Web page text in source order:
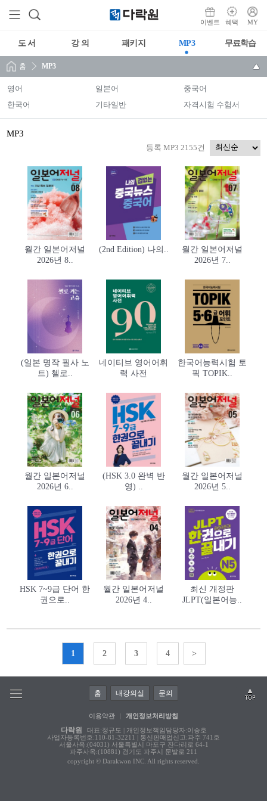
이벤트 혜택 MY
도 서 강 의 패키지 MP3 무료학습
홈 MP3
영어 일본어
중국어
한국어
기타일반 자격시험 수험서
MP3
등록 MP3 2155건
월간 일본어저널
2026년 8..
(2nd Edition) 나의..
월간 일본어저널
2026년 7..
(일본 명작 필사 노
트) 첼로..
네이티브 영어어휘
력 사전
한국어능력시험 토
픽 TOPIK..
월간 일본어저널
2026년 6..
(HSK 3.0 완벽 반
영) ..
월간 일본어저널
2026년 5..
HSK 7~9급 단어 한
권으로..
월간 일본어저널
2026년 4..
최신 개정판
JLPT(일본어능..
1 2 3 4 >
홈 내강의실 문의
이용약관 개인정보처리방침
다락원
대표:정규도 | 개인정보책임담당자:이승호
사업자등록번호:110-81-32211 | 통신판매업신고:파주 741호
서울사옥:(04031) 서울특별시 마포구 잔다리로 64-1
파주사옥:(10881) 경기도 파주시 문발로 211
copyright © Darakwon INC. All rights reserved.